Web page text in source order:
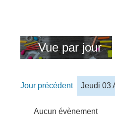
Vue par jour
Jour précédent Jeudi 03
Aucun évènement